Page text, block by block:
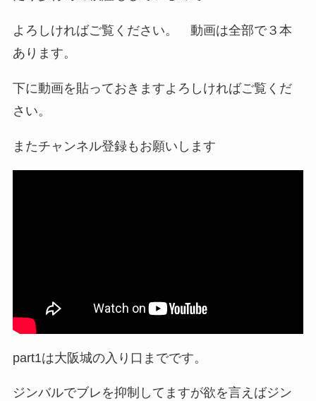
よろしければご覧ください。 動画は全部で３本
あります。
下に動画を貼っておきますよろしければご覧くだ
さい。
またチャンネル登録もお願いします
part1は大阪城の入り口までです。
ジンバルでブレを抑制してますが欲を言えばジン